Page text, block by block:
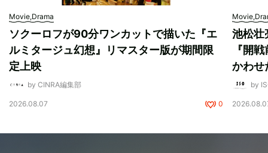
Movie,Drama
ソクーロフが90分ワンカットで描いた『エ
ルミタージュ幻想』リマスター版が期間限
定上映
by CINRA編集部
2026.08.07 0
池松壮
『開
かわせ
by